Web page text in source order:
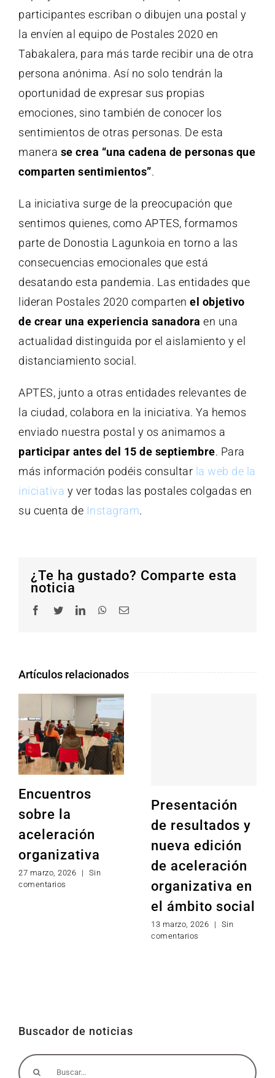
participantes escriban o dibujen una postal y
la envíen al equipo de Postales 2020 en
Tabakalera, para más tarde recibir una de otra
persona anónima. Así no solo tendrán la
oportunidad de expresar sus propias
emociones, sino también de conocer los
sentimientos de otras personas. De esta
manera se crea “una cadena de personas que
comparten sentimientos”.
La iniciativa surge de la preocupación que
sentimos quienes, como APTES, formamos
parte de Donostia Lagunkoia en torno a las
consecuencias emocionales que está
desatando esta pandemia. Las entidades que
lideran Postales 2020 comparten el objetivo
de crear una experiencia sanadora en una
actualidad distinguida por el aislamiento y el
distanciamiento social.
APTES, junto a otras entidades relevantes de
la ciudad, colabora en la iniciativa. Ya hemos
enviado nuestra postal y os animamos a
participar antes del 15 de septiembre. Para
más información podéis consultar la web de la
iniciativa y ver todas las postales colgadas en
su cuenta de Instagram.
¿Te ha gustado? Comparte esta
noticia
Facebook
TwitterLinkedInWhatsApp
Correo
Artículos relacionados
Encuentros
sobre la
aceleración
organizativa
27 marzo, 2026 |
Sin
comentarios
Presentación
de resultados y
nueva edición
de aceleración
organizativa en
el ámbito social
13 marzo, 2026 |
Sin
comentarios
Buscador de noticias
Buscar: